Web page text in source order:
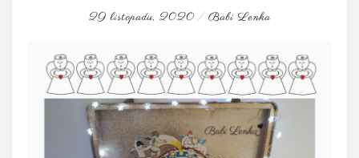
29 listopadu, 2020/ Babi Lenka